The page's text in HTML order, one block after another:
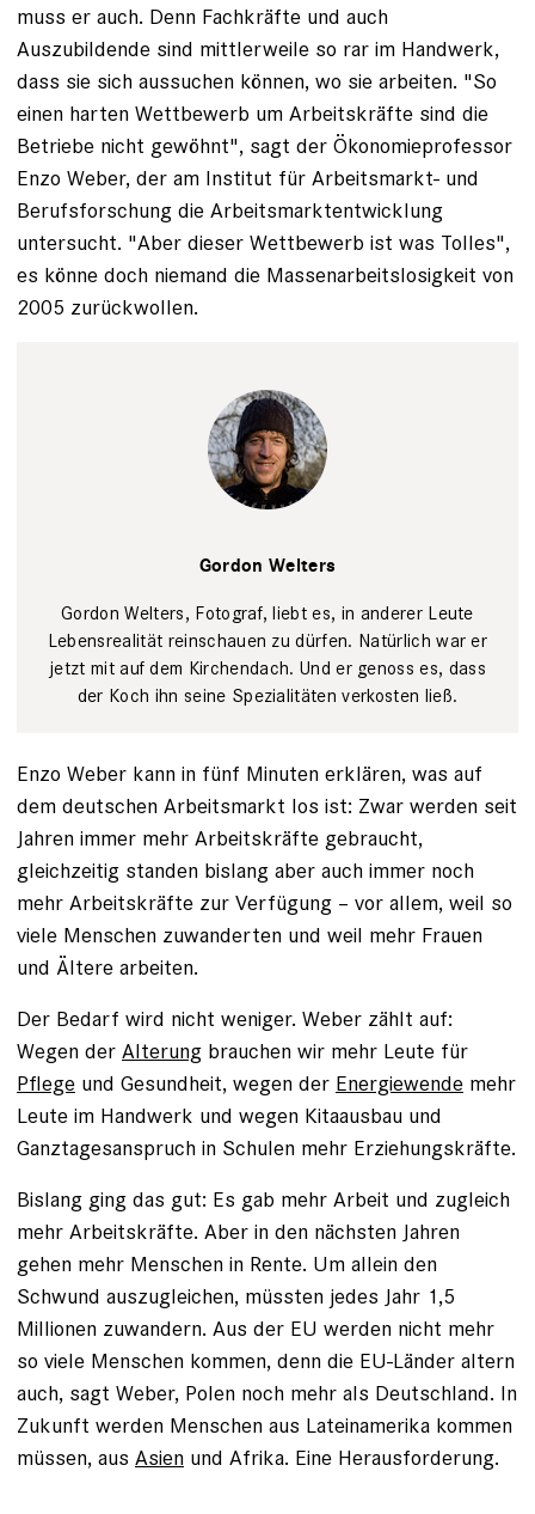
muss er auch. Denn Fachkräfte und auch
Auszubildende sind mittlerweile so rar im Handwerk,
dass sie sich aus­suchen können, wo sie arbeiten. "So
einen harten Wett­bewerb um Arbeitskräfte sind die
Betriebe nicht gewöhnt", sagt der Ökonomieprofessor
Enzo Weber, der am Institut für Arbeitsmarkt- und
Berufsforschung die Arbeitsmarkt­entwicklung
untersucht. "Aber dieser Wettbewerb ist was Tolles",
es könne doch niemand die Massenarbeitslosigkeit von
2005 zurückwollen.
Gordon Welters
Gordon Welters, Foto­graf, liebt es, in anderer Leute
Lebensrealität reinschauen zu dürfen. Natürlich war er
jetzt mit auf dem Kirchendach. Und er genoss es, dass
der Koch ihn seine Spezialitäten verkosten ließ.
Enzo Weber kann in fünf Minuten erklären, was auf
dem deutschen Arbeitsmarkt los ist: Zwar werden seit
Jahren immer mehr Arbeitskräfte gebraucht,
gleichzeitig standen bislang aber auch immer noch
mehr Arbeitskräfte zur Verfügung – vor allem, weil so
viele Menschen zu­wanderten und weil mehr Frauen
und Ältere arbeiten.
Der Bedarf wird nicht weniger. Weber zählt auf:
Wegen der Alterung brauchen wir mehr Leute für
Pflege und Gesundheit, wegen der Energiewende mehr
Leute im Handwerk und wegen Kitaausbau und
Ganztagesanspruch in Schulen mehr Erziehungskräfte.
Bislang ging das gut: Es gab mehr Arbeit und zugleich
mehr Arbeitskräfte. Aber in den nächsten Jahren
gehen mehr Menschen in Rente. Um allein den
Schwund auszugleichen, müssten jedes Jahr 1,5
Millionen zuwandern. Aus der EU werden nicht mehr
so viele Menschen kommen, denn die EU-Länder altern
auch, sagt Weber, Polen noch mehr als Deutschland. In
Zukunft werden Menschen aus Lateinamerika kommen
müssen, aus Asien und Afrika. Eine Herausforderung.